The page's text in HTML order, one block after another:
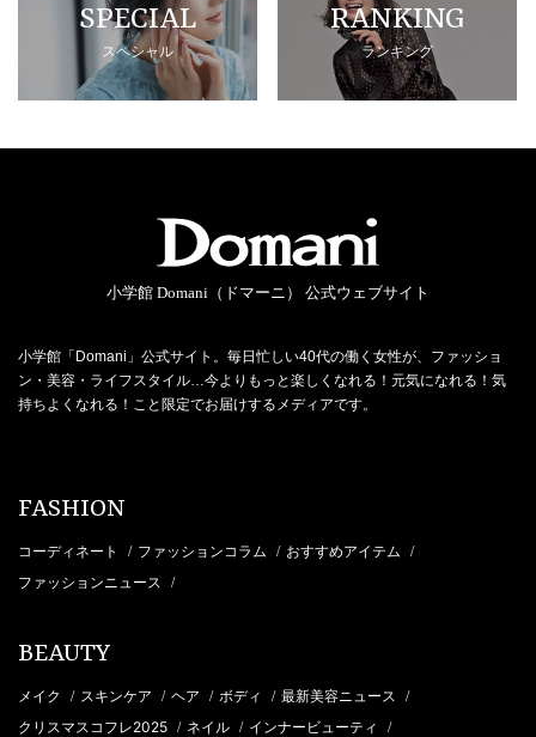
SPECIAL
スペシャル
RANKING
ランキング
小学館 Domani（ドマーニ） 公式ウェブサイト
小学館「Domani」公式サイト。毎日忙しい40代の働く女性が、ファッショ
ン・美容・ライフスタイル…今よりもっと楽しくなれる！元気になれる！気
持ちよくなれる！こと限定でお届けするメディアです。
FASHION
コーディネート / ファッションコラム / おすすめアイテム /
ファッションニュース /
BEAUTY
メイク / スキンケア / ヘア / ボディ / 最新美容ニュース /
クリスマスコフレ2025 / ネイル / インナービューティ /